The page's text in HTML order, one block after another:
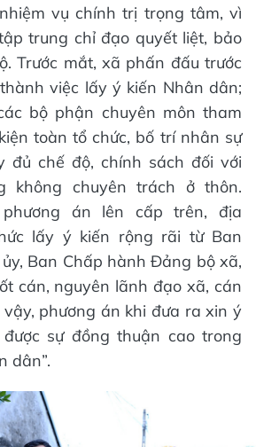
vụ chính trị trọng tâm, vì
trung chỉ đạo quyết liệt, bảo
Trước mắt, xã phấn đấu trước
việc lấy ý kiến Nhân dân;
bộ phận chuyên môn tham
toàn tổ chức, bố trí nhân sự
đủ chế độ, chính sách đối với
không chuyên trách ở thôn.
án lên cấp trên, địa
lấy ý kiến rộng rãi từ Ban
Ban Chấp hành Đảng bộ xã,
cán, nguyên lãnh đạo xã, cán
phương án khi đưa ra xin ý
sự đồng thuận cao trong
dân”.